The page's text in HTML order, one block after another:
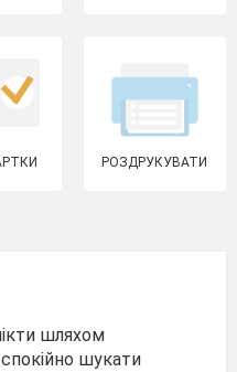
РОЗДРУКУВАТИ
шляхом
шукати